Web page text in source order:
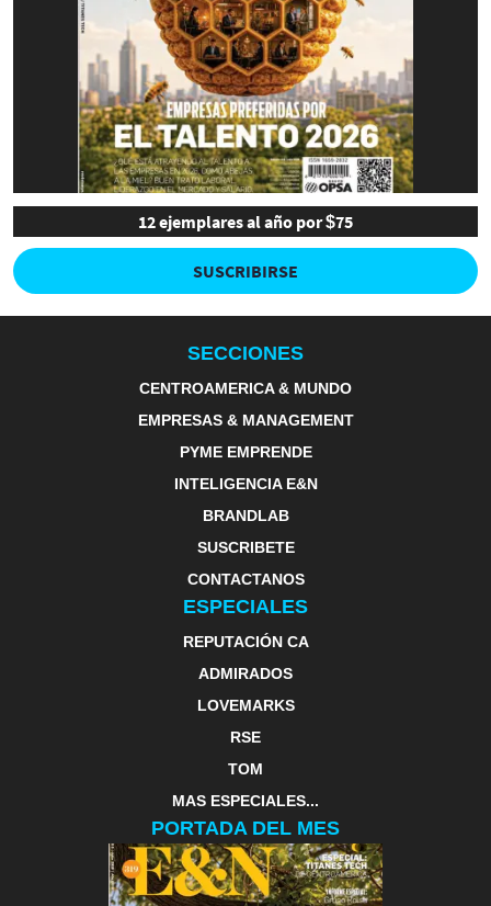
12 ejemplares al año por $75
SUSCRIBIRSE
SECCIONES
CENTROAMERICA & MUNDO
EMPRESAS & MANAGEMENT
PYME EMPRENDE
INTELIGENCIA E&N
BRANDLAB
SUSCRIBETE
CONTACTANOS
ESPECIALES
REPUTACIÓN CA
ADMIRADOS
LOVEMARKS
RSE
TOM
MAS ESPECIALES...
PORTADA DEL MES